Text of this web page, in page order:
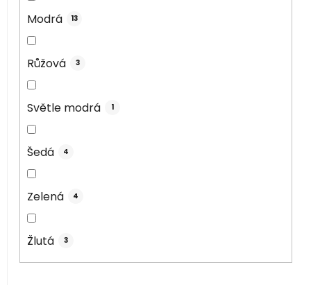
Modrá 13
Růžová 3
Světle modrá 1
Šedá 4
Zelená 4
Žlutá 3